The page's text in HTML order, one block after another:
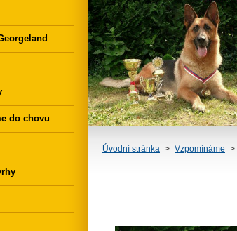
Úvodní stránka > Vzpomínáme >
do chovu